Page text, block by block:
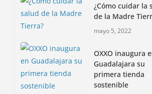
Animals buscan
tráfico de aves
junio 15, 2026
Inauguran nuevo
Embarcadero
Cuemanco para
¿Cómo cuidar la
de la Madre
mayo 5, 2022
OXXO inaugura
Guadalajara su
primera tienda
sostenible